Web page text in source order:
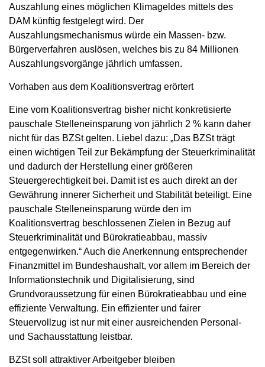
Auszahlung eines möglichen Klimageldes mittels des
DAM künftig festgelegt wird. Der
Auszahlungsmechanismus würde ein Massen- bzw.
Bürgerverfahren auslösen, welches bis zu 84 Millionen
Auszahlungsvorgänge jährlich umfassen.
Vorhaben aus dem Koalitionsvertrag erörtert
Eine vom Koalitionsvertrag bisher nicht konkretisierte
pauschale Stelleneinsparung von jährlich 2 % kann daher
nicht für das BZSt gelten. Liebel dazu: „Das BZSt trägt
einen wichtigen Teil zur Bekämpfung der Steuerkriminalität
und dadurch der Herstellung einer größeren
Steuergerechtigkeit bei. Damit ist es auch direkt an der
Gewährung innerer Sicherheit und Stabilität beteiligt. Eine
pauschale Stelleneinsparung würde den im
Koalitionsvertrag beschlossenen Zielen in Bezug auf
Steuerkriminalität und Bürokratieabbau, massiv
entgegenwirken.“ Auch die Anerkennung entsprechender
Finanzmittel im Bundeshaushalt, vor allem im Bereich der
Informationstechnik und Digitalisierung, sind
Grundvoraussetzung für einen Bürokratieabbau und eine
effiziente Verwaltung. Ein effizienter und fairer
Steuervollzug ist nur mit einer ausreichenden Personal-
und Sachausstattung leistbar.
BZSt soll attraktiver Arbeitgeber bleiben